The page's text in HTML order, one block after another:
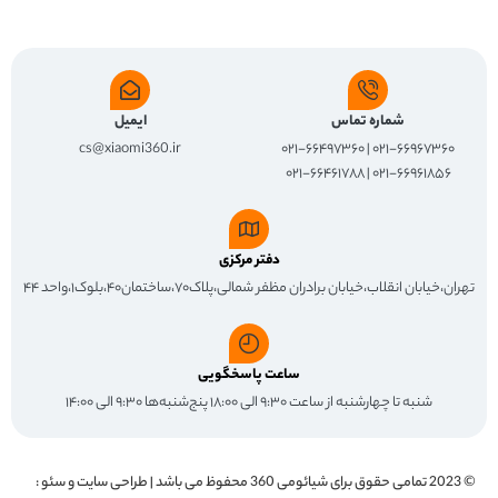
شماره تماس
۰۲۱-۶۶۹۶۷۳۶۰ | ۰۲۱-۶۶۴۹۷۳۶۰
۰۲۱-۶۶۹۶۱۸۵۶ | ۰۲۱-۶۶۴۶۱۷۸۸
ایمیل
cs@xiaomi360.ir
دفتر مرکزی
تهران،خیابان انقلاب،خیابان برادران مظفر شمالی،پلاک۷۰،ساختمان۴۰،بلوک۱،واحد ۴۴
ساعت پاسخگویی
شنبه تا چهارشنبه از ساعت ۹:۳۰ الی ۱۸:۰۰ پنج‌شنبه‌ها ۹:۳۰ الی ۱۴:۰۰
© 2023 تمامی حقوق برای شیائومی 360
محفوظ می باشد | طراحی سایت و سئو :